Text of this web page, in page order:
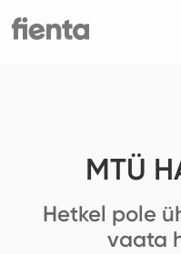
MTÜ
Hetkel pole
vaata